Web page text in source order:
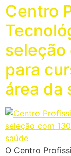
Centro
seleção
para
área da
O Centro